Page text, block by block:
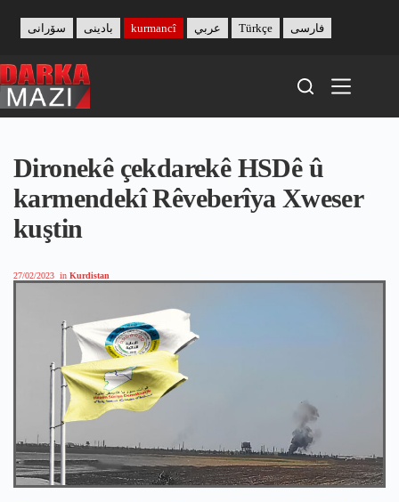
content
بادینی سۆرانی kurmancî عربي Türkçe فارسی
Dironekê çekdarekê HSDê û
karmendekî Rêveberîya Xweser
kuştin
27/02/2023 in Kurdistan